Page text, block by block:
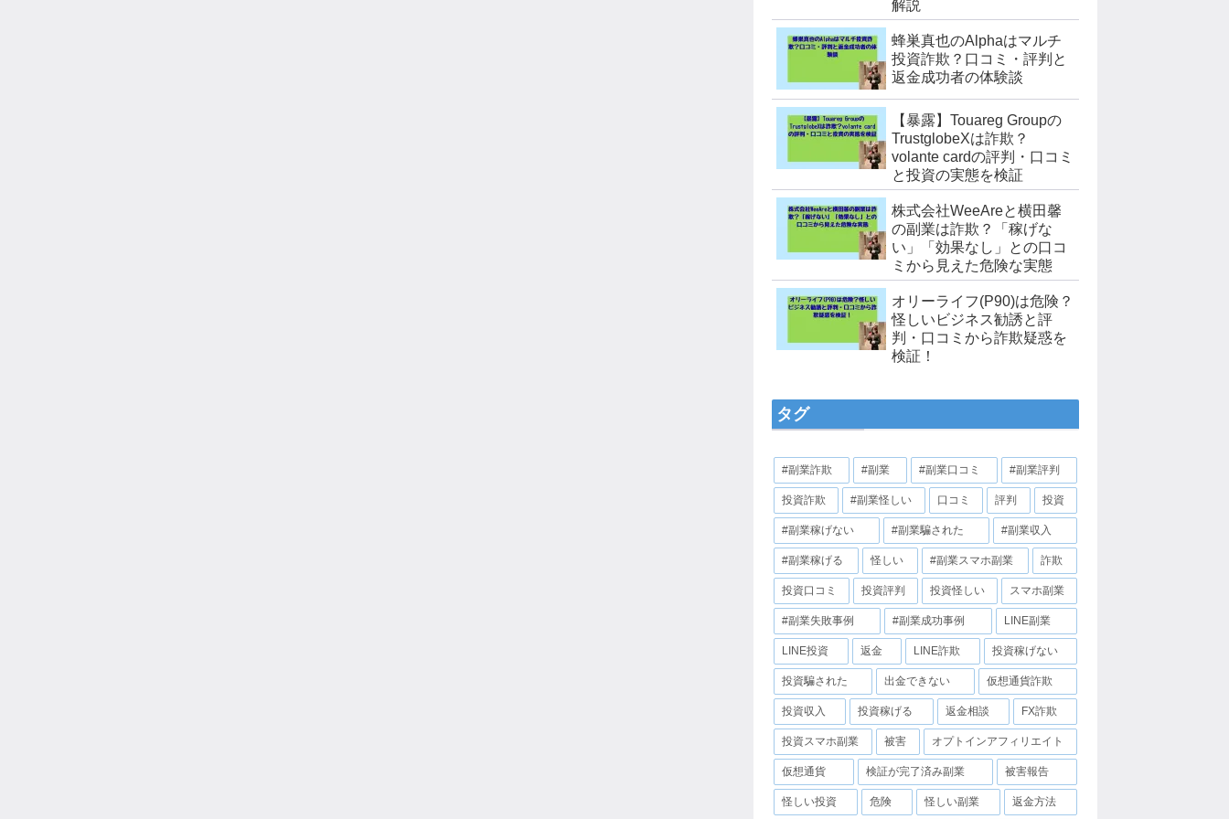
解説
蜂巣真也のAlphaはマルチ
投資詐欺？口コミ・評判と
返金成功者の体験談
【暴露】Touareg Groupの
TrustglobeXは詐欺？
volante cardの評判・口コミ
と投資の実態を検証
株式会社WeeAreと横田馨
の副業は詐欺？「稼げな
い」「効果なし」との口コ
ミから見えた危険な実態
オリーライフ(P90)は危険？
怪しいビジネス勧誘と評
判・口コミから詐欺疑惑を
検証！
タグ
#副業詐欺 #副業 #副業口コミ #副業評判
投資詐欺 #副業怪しい 口コミ 評判 投資
#副業稼げない #副業騙された #副業収入
#副業稼げる 怪しい #副業スマホ副業 詐欺
投資口コミ 投資評判 投資怪しい スマホ副業
#副業失敗事例 #副業成功事例 LINE副業
LINE投資 返金 LINE詐欺 投資稼げない
投資騙された 出金できない 仮想通貨詐欺
投資収入 投資稼げる 返金相談 FX詐欺
投資スマホ副業 被害 オプトインアフィリエイト
仮想通貨 検証が完了済み副業 被害報告
怪しい投資 危険 怪しい副業 返金方法